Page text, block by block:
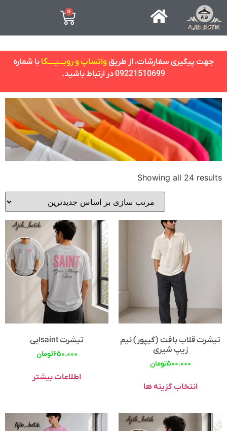
0
جهت پیگیری سفارشات، از طریقواتساپ و روبـــیـــــکا با شماره
09221510699 در ارتباط باشید.
Showing all 24 results
تیشرت قلاب بافت (گیپور) نیم
زیپ شیری
۵۰۰.۰۰۰تومان
انتخاب گزینه ها
تیشرت saintابی
۶۵۰.۰۰۰تومان
اطلاعات بیشتر